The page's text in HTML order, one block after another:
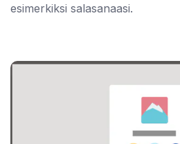
esimerkiksi salasanaasi.